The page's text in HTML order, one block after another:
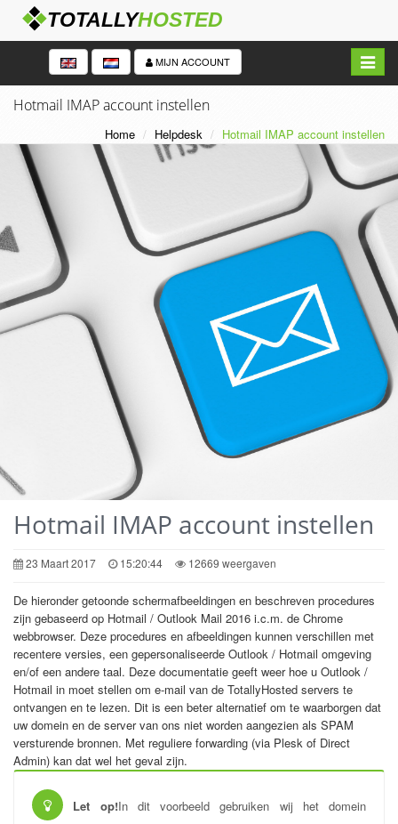
MIJN ACCOUNT
in/
Hotmail IMAP account instellen
Home Helpdesk Hotmail IMAP account instellen
Hotmail IMAP account instellen
23 Maart 2017 15:20:44 12669 weergaven
De hieronder getoonde schermafbeeldingen en beschreven procedures
zijn gebaseerd op Hotmail / Outlook Mail 2016 i.c.m. de Chrome
webbrowser. Deze procedures en afbeeldingen kunnen verschillen met
recentere versies, een gepersonaliseerde Outlook / Hotmail omgeving
en/of een andere taal. Deze documentatie geeft weer hoe u Outlook /
Hotmail in moet stellen om e-mail van de TotallyHosted servers te
ontvangen en te lezen. Dit is een beter alternatief om te waarborgen dat
uw domein en de server van ons niet worden aangezien als SPAM
versturende bronnen. Met reguliere forwarding (via Plesk of Direct
Admin) kan dat wel het geval zijn.
Let op!In dit voorbeeld gebruiken wij het domein